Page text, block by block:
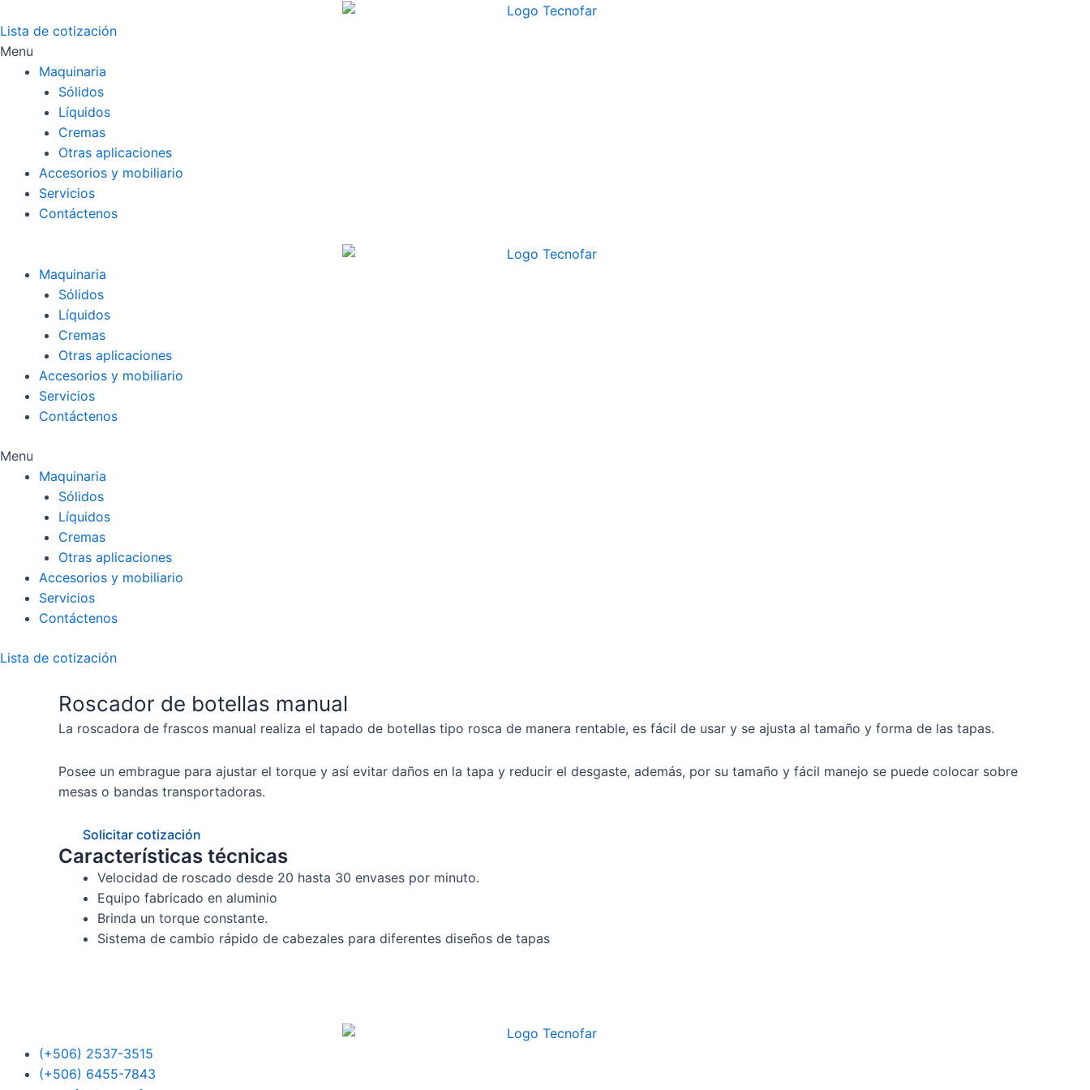
to
content
Lista de cotización
Menu
Maquinaria
Sólidos
Líquidos
Cremas
Otras aplicaciones
Accesorios y mobiliario
Servicios
Contáctenos
Maquinaria
Sólidos
Líquidos
Cremas
Otras aplicaciones
Accesorios y mobiliario
Servicios
Contáctenos
Menu
Maquinaria
Sólidos
Líquidos
Cremas
Otras aplicaciones
Accesorios y mobiliario
Servicios
Contáctenos
Lista de cotización
Roscador de botellas manual
La roscadora de frascos manual realiza el tapado de botellas tipo rosca de manera rentable, es fácil de usar y se ajusta al tamaño y forma de las tapas.
Posee un embrague para ajustar el torque y así evitar daños en la tapa y reducir el desgaste, además, por su tamaño y fácil manejo se puede colocar sobre
mesas o bandas transportadoras.
Solicitar cotización
Características técnicas
Velocidad de roscado desde 20 hasta 30 envases por minuto.
Equipo fabricado en aluminio
Brinda un torque constante.
Sistema de cambio rápido de cabezales para diferentes diseños de tapas
(+506) 2537-3515
(+506) 6455-7843